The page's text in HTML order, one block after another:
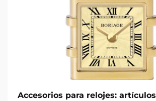
Accesorios para relojes: artículos